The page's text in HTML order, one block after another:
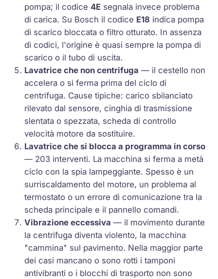
pompa; il codice4E segnala invece problema
di carica. Su Bosch il codice E18 indica pompa
di scarico bloccata o filtro otturato. In assenza
di codici, l'origine è quasi sempre la pompa di
scarico o il tubo di uscita.
Lavatrice che non centrifuga — il cestello non
accelera o si ferma prima del ciclo di
centrifuga. Cause tipiche: carico sbilanciato
rilevato dal sensore, cinghia di trasmissione
slentata o spezzata, scheda di controllo
velocità motore da sostituire.
Lavatrice che si blocca a programma in corso
— 203 interventi. La macchina si ferma a metà
ciclo con la spia lampeggiante. Spesso è un
surriscaldamento del motore, un problema al
termostato o un errore di comunicazione tra la
scheda principale e il pannello comandi.
Vibrazione eccessiva — il movimento durante
la centrifuga diventa violento, la macchina
"cammina" sul pavimento. Nella maggior parte
dei casi mancano o sono rotti i tamponi
antivibranti o i blocchi di trasporto non sono